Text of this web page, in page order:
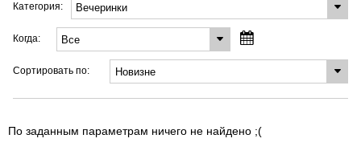
Категория:
Когда:
Сортировать по:
По заданным параметрам ничего не найдено ;(